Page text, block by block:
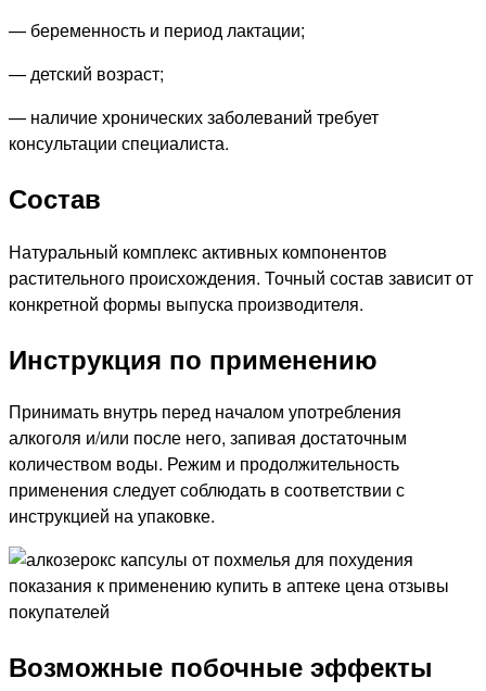
— беременность и период лактации;
— детский возраст;
— наличие хронических заболеваний требует
консультации специалиста.
Состав
Натуральный комплекс активных компонентов
растительного происхождения. Точный состав зависит от
конкретной формы выпуска производителя.
Инструкция по применению
Принимать внутрь перед началом употребления
алкоголя и/или после него, запивая достаточным
количеством воды. Режим и продолжительность
применения следует соблюдать в соответствии с
инструкцией на упаковке.
Возможные побочные эффекты